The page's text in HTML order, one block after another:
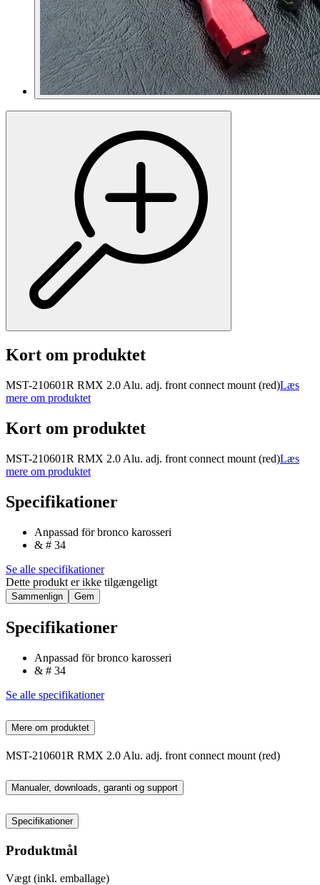
Kort om produktet
MST-210601R RMX 2.0 Alu. adj. front connect mount (red)Læs
mere om produktet
Kort om produktet
MST-210601R RMX 2.0 Alu. adj. front connect mount (red)Læs
mere om produktet
Specifikationer
Anpassad för bronco karosseri
& # 34
Se alle specifikationer
Dette produkt er ikke tilgængeligt
Sammenlign Gem
Specifikationer
Anpassad för bronco karosseri
& # 34
Se alle specifikationer
Mere om produktet
MST-210601R RMX 2.0 Alu. adj. front connect mount (red)
Manualer, downloads, garanti og support
Specifikationer
Produktmål
Vægt (inkl. emballage)